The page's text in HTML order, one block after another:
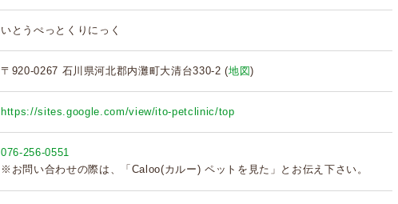
いとうぺっとくりにっく
〒920-0267 石川県河北郡内灘町大清台330-2 (地図)
https://sites.google.com/view/ito-petclinic/top
076-256-0551
※お問い合わせの際は、「Caloo(カルー) ペットを見た」とお伝え下さい。